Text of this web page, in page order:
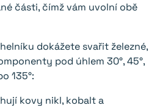
části, čímž vám uvolní obě
dokážete svařit železné,
pod úhlem 30°, 45°,
135°:
kovy nikl, kobalt a